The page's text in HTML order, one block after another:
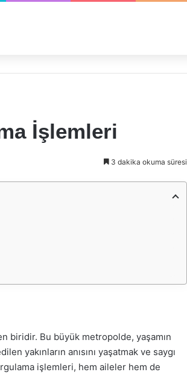
İşlemleri
3 dakika okuma süresi
biridir. Bu büyük metropolde, yaşamın
yakınların anısını yaşatmak ve saygı
işlemleri, hem aileler hem de